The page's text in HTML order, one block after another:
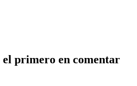
el primero en comentar